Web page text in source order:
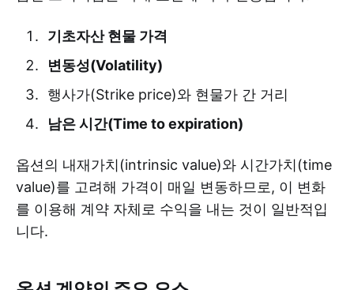
기초자산 현물 가격
변동성(Volatility)
행사가(Strike price)와 현물가 간 거리
남은 시간(Time to expiration)
옵션의 내재가치(intrinsic value)와 시간가치(time
value)를 고려해 가격이 매일 변동하므로, 이 변화
를 이용해 계약 자체로 수익을 내는 것이 일반적입
니다.